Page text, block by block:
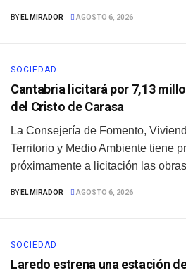
BY EL MIRADOR AGOSTO 6, 2026
SOCIEDAD
Cantabria licitará por 7,13
del Cristo de Carasa
La Consejería de Fomento,
Territorio y Medio Ambiente tiene
próximamente a licitación las
BY EL MIRADOR AGOSTO 6, 2026
SOCIEDAD
Laredo estrena una estación